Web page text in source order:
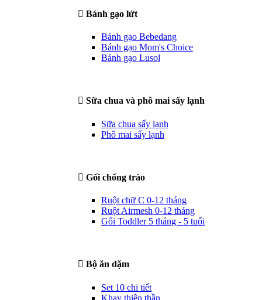
Bánh gạo lứt
Bánh gạo Bebedang
Bánh gạo Mom's Choice
Bánh gạo Lusol
Sữa chua và phô mai sấy lạnh
Sữa chua sấy lạnh
Phô mai sấy lạnh
Gối chống trào
Ruột chữ C 0-12 tháng
Ruột Airmesh 0-12 tháng
Gối Toddler 5 tháng - 5 tuổi
Bộ ăn dặm
Set 10 chi tiết
Khay thiên thần